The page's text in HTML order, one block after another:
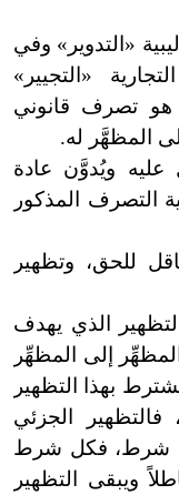
«التدوير» وفي
«التجيير»
هو تصرف قانوني
المظهَّر له.
عليه ويُدوَّن عادة
التصرف المذكور
للحق، وتظهير
الذي يهدف
إلى المظهِّر
بهذا التظهير
الجزئي
شرط، فكل شرط
ويبقى التظهير